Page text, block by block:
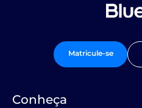
Matricule-se
Conheça